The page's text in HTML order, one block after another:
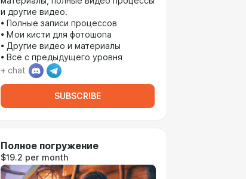
и другие видео.
• Полные записи процессов
• Мои кисти для фотошопа
• Другие видео и материалы
• Всё с предыдущего уровня
+ chat
SUBSCRIBE
Полное погружение
$19.2 per month